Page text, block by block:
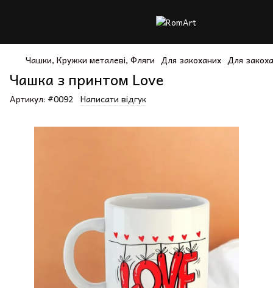
Чашки, Кружки металеві, Фляги Для закоханих Для
Чашка з принтом Love
Артикул: #0092 Написати відгук